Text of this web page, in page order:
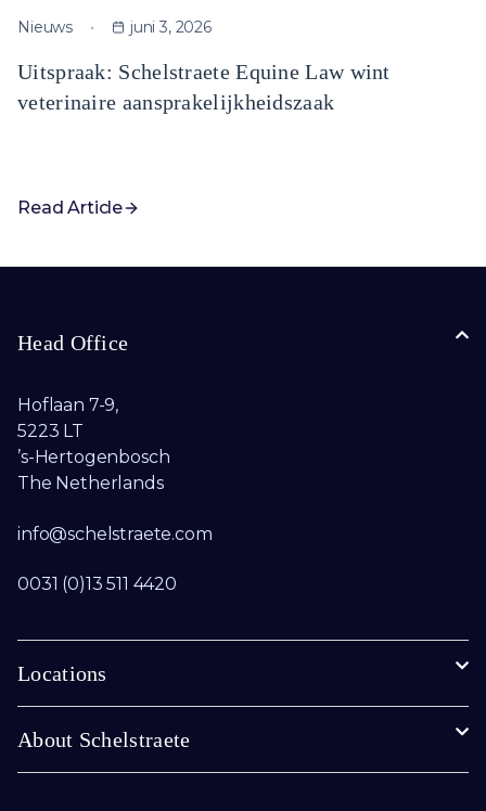
Nieuws juni 3, 2026
Uitspraak: Schelstraete Equine Law wint
veterinaire aansprakelijkheidszaak
Read Article
Head Office
Hoflaan 7-9,
5223 LT
’s-Hertogenbosch
The Netherlands
info@schelstraete.com​
0031 (0)13 511 4420
Locations
About Schelstraete